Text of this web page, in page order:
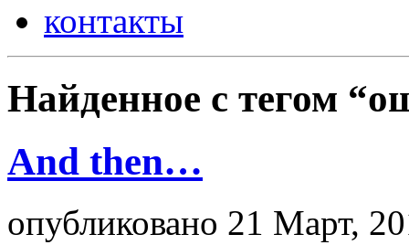
контакты
Найденное с тегом
And then…
опубликовано 21 Март,